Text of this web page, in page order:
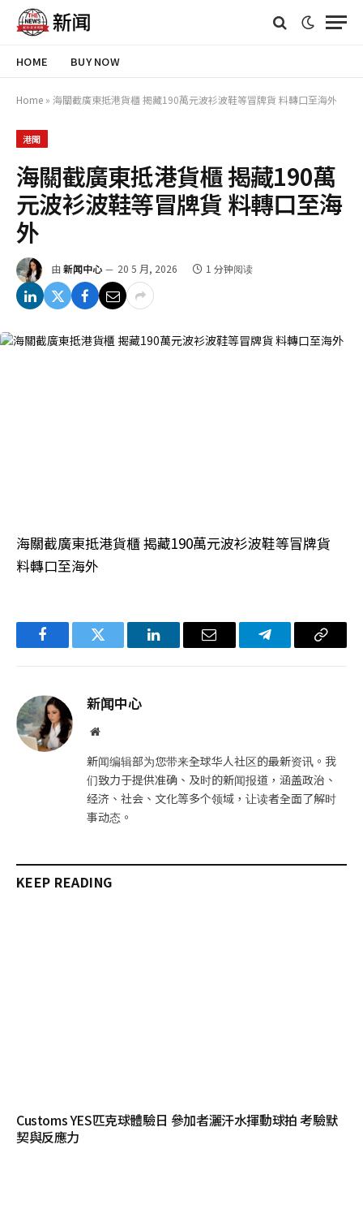
HOME BUY NOW
Home » 海關截廣東抵港貨櫃 揭藏190萬元波衫波鞋等冒牌貨 料轉口至海外
港聞
海關截廣東抵港貨櫃 揭藏190萬
元波衫波鞋等冒牌貨 料轉口至海
外
由 新闻中心 20 5 月, 2026 1 分钟阅读
海關截廣東抵港貨櫃 揭藏190萬元波衫波鞋等冒牌貨
料轉口至海外
FacebookTwitter LinkedIn电
Telegram复
新闻中心
网
新闻编辑部为您带来全球华人社区的最新资讯。我
们致力于提供准确、及时的新闻报道，涵盖政治、
经济、社会、文化等多个领域，让读者全面了解时
事动态。
KEEP READING
Customs YES匹克球體驗日 參加者灑汗水揮動球拍 考驗默
契與反應力